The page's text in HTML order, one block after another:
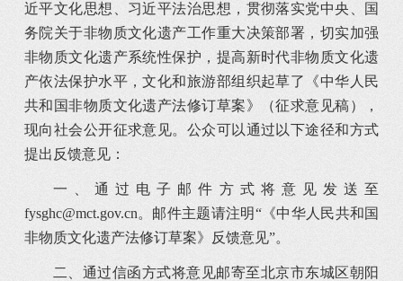
近平文化思想、习近平法治思想，贯彻落实党中央、国
务院关于非物质文化遗产工作重大决策部署，切实加强
非物质文化遗产系统性保护，提高新时代非物质文化遗
产依法保护水平，文化和旅游部组织起草了《中华人民
共和国非物质文化遗产法修订草案》（征求意见稿），
现向社会公开征求意见。公众可以通过以下途径和方式
提出反馈意见：
一、通过电子邮件方式将意见发送至
fysghc@mct.gov.cn。邮件主题请注明“《中华人民共和国
非物质文化遗产法修订草案》反馈意见”。
二、通过信函方式将意见邮寄至北京市东城区朝阳